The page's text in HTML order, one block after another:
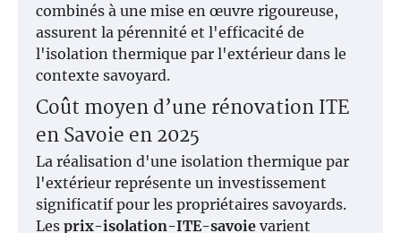
combinés à une mise en œuvre rigoureuse,
assurent la pérennité et l'efficacité de
l'isolation thermique par l'extérieur dans le
contexte savoyard.
Coût moyen d’une rénovation ITE
en Savoie en 2025
La réalisation d'une isolation thermique par
l'extérieur représente un investissement
significatif pour les propriétaires savoyards.
Les prix-isolation-ITE-savoie varient